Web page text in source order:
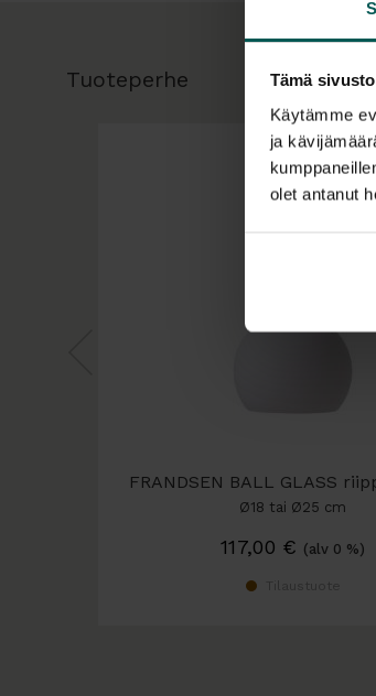
Tämä
Käytämme
ja
olet antanut
Tuoteperhe
FRANDSEN BALL GLASS
Ø18 tai Ø25 cm
117,00 € (alv 0 %)